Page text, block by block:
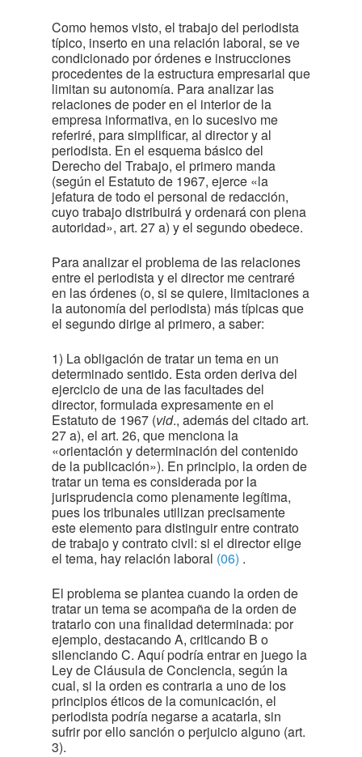
Como hemos visto, el trabajo del periodista
típico, inserto en una relación laboral, se ve
condicionado por órdenes e instrucciones
procedentes de la estructura empresarial que
limitan su autonomía. Para analizar las
relaciones de poder en el interior de la
empresa informativa, en lo sucesivo me
referiré, para simplificar, al director y al
periodista. En el esquema básico del
Derecho del Trabajo, el primero manda
(según el Estatuto de 1967, ejerce «la
jefatura de todo el personal de redacción,
cuyo trabajo distribuirá y ordenará con plena
autoridad», art. 27 a) y el segundo obedece.
Para analizar el problema de las relaciones
entre el periodista y el director me centraré
en las órdenes (o, si se quiere, limitaciones a
la autonomía del periodista) más típicas que
el segundo dirige al primero, a saber:
1) La obligación de tratar un tema en un
determinado sentido. Esta orden deriva del
ejercicio de una de las facultades del
director, formulada expresamente en el
Estatuto de 1967 (vid., además del citado art.
27 a), el art. 26, que menciona la
«orientación y determinación del contenido
de la publicación»). En principio, la orden de
tratar un tema es considerada por la
jurisprudencia como plenamente legítima,
pues los tribunales utilizan precisamente
este elemento para distinguir entre contrato
de trabajo y contrato civil: si el director elige
el tema, hay relación laboral (06) .
El problema se plantea cuando la orden de
tratar un tema se acompaña de la orden de
tratarlo con una finalidad determinada: por
ejemplo, destacando A, criticando B o
silenciando C. Aquí podría entrar en juego la
Ley de Cláusula de Conciencia, según la
cual, si la orden es contraria a uno de los
principios éticos de la comunicación, el
periodista podría negarse a acatarla, sin
sufrir por ello sanción o perjuicio alguno (art.
3).